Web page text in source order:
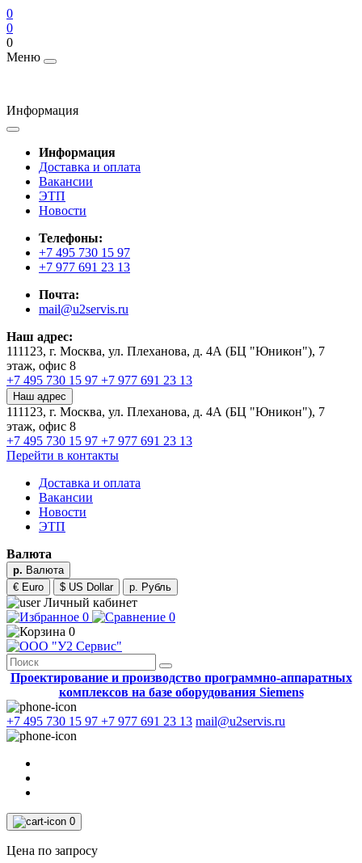
0
0
0
Меню
Информация
Информация
Доставка и оплата
Вакансии
ЭТП
Новости
Телефоны:
+7 495 730 15 97
+7 977 691 23 13
Почта:
mail@u2servis.ru
Наш адрес:
111123, г. Москва, ул. Плеханова, д. 4А (БЦ "Юникон"), 7
этаж, офис 8
+7 495 730 15 97 +7 977 691 23 13
Наш адрес
111123, г. Москва, ул. Плеханова, д. 4А (БЦ "Юникон"), 7
этаж, офис 8
+7 495 730 15 97 +7 977 691 23 13
Перейти в контакты
Доставка и оплата
Вакансии
Новости
ЭТП
Валюта
р. Валюта
€ Euro
$ US Dollar р. Рубль
Личный кабинет
0
0
0
Проектирование и производство программно-аппаратных
комплексов на базе оборудования Siemens
+7 495 730 15 97 +7 977 691 23 13 mail@u2servis.ru
0
Цена по запросу